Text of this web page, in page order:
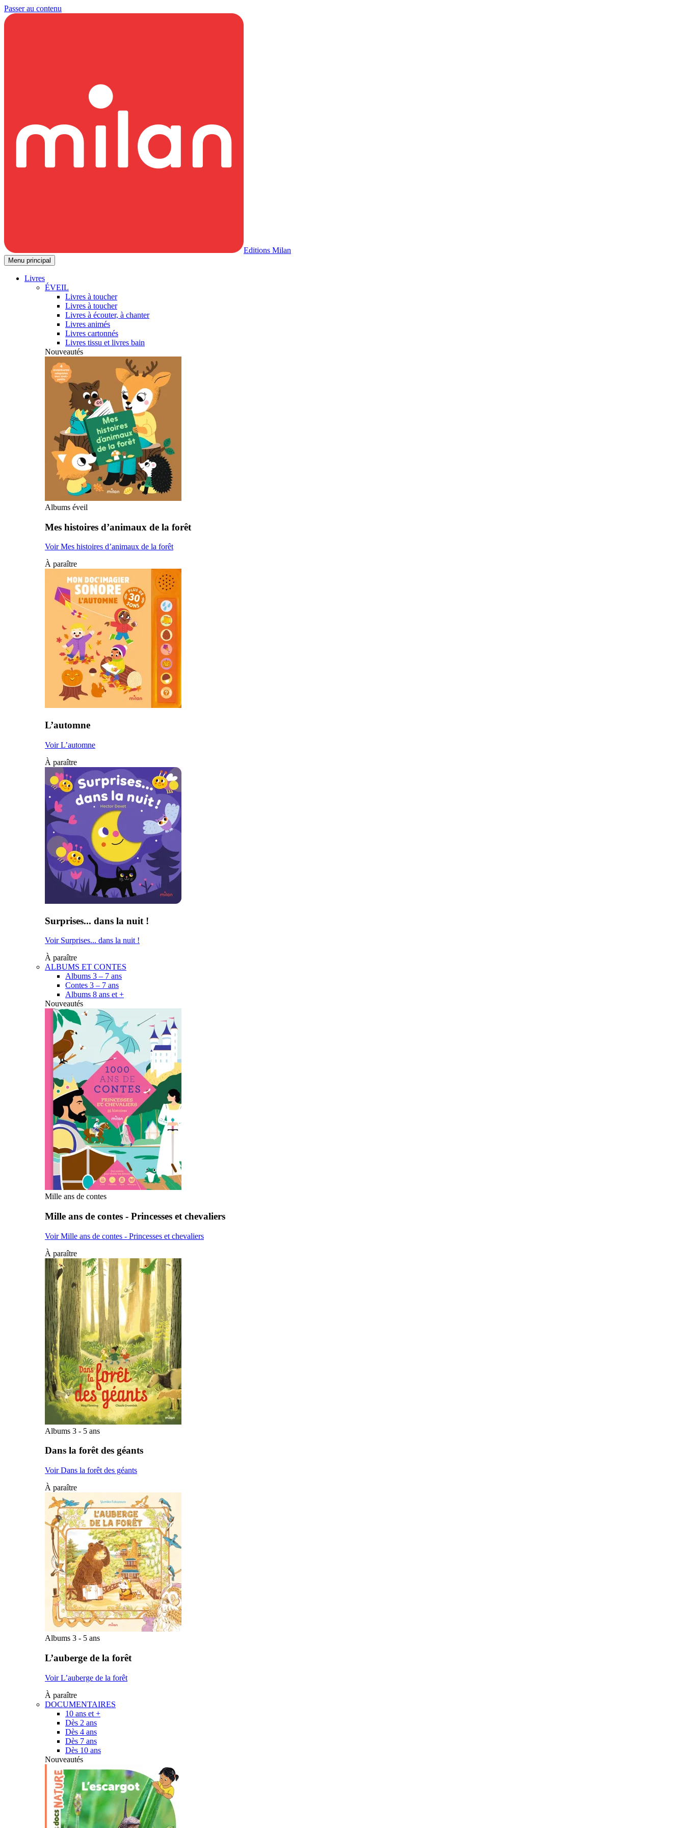
Passer au contenu
Editions Milan
Menu principal
Livres
ÉVEIL
Livres à toucher
Livres à toucher
Livres à écouter, à chanter
Livres animés
Livres cartonnés
Livres tissu et livres bain
Nouveautés
Albums éveil
Mes histoires d’animaux de la forêt
Voir Mes histoires d’animaux de la forêt
À paraître
L’automne
Voir L’automne
À paraître
Surprises... dans la nuit !
Voir Surprises... dans la nuit !
À paraître
ALBUMS ET CONTES
Albums 3 – 7 ans
Contes 3 – 7 ans
Albums 8 ans et +
Nouveautés
Mille ans de contes
Mille ans de contes - Princesses et chevaliers
Voir Mille ans de contes - Princesses et chevaliers
À paraître
Albums 3 - 5 ans
Dans la forêt des géants
Voir Dans la forêt des géants
À paraître
Albums 3 - 5 ans
L’auberge de la forêt
Voir L’auberge de la forêt
À paraître
DOCUMENTAIRES
10 ans et +
Dès 2 ans
Dès 4 ans
Dès 7 ans
Dès 10 ans
Nouveautés